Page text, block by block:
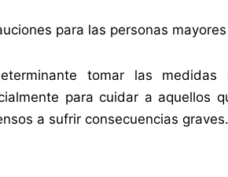
para las personas
tomar las
para cuidar a aquellos
a sufrir consecuencias graves.